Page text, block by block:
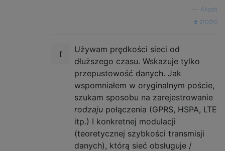
Akash
źródło
Używam prędkości sieci od
dłuższego czasu. Wskazuje tylko
przepustowość danych. Jak
wspomniałem w oryginalnym poście,
szukam sposobu na zarejestrowanie
rodzaju połączenia (GPRS, HSPA, LTE
itp.) I konkretnej modulacji
(teoretycznej szybkości transmisji
danych), którą sieć obsługuje /